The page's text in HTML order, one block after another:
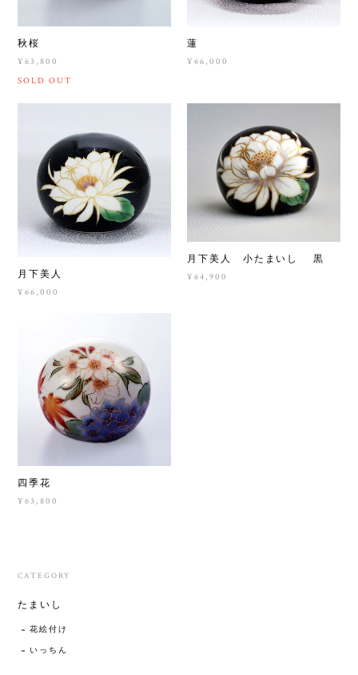
秋桜
¥63,800
SOLD OUT
蓮
¥66,000
月下美人
¥66,000
月下美人 小たまいし 黒
¥64,900
四季花
¥63,800
CATEGORY
たまいし
花絵付け
いっちん